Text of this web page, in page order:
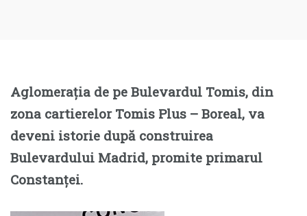
Aglomerația de pe Bulevardul Tomis, din
zona cartierelor Tomis Plus – Boreal, va
deveni istorie după construirea
Bulevardului Madrid, promite primarul
Constanței.